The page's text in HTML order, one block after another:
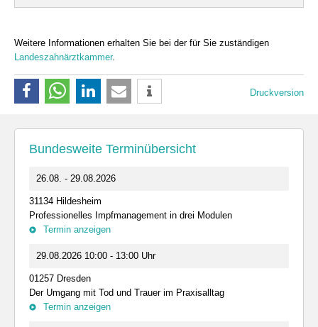
Weitere Informationen erhalten Sie bei der für Sie zuständigen
Landeszahnärztkammer.
Druckversion
Bundesweite Terminübersicht
26.08. - 29.08.2026
31134 Hildesheim
Professionelles Impfmanagement in drei Modulen
Termin anzeigen
29.08.2026 10:00 - 13:00 Uhr
01257 Dresden
Der Umgang mit Tod und Trauer im Praxisalltag
Termin anzeigen